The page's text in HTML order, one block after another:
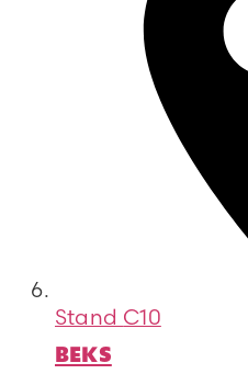
Stand C10
BEKS